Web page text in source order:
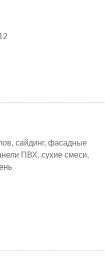
сайдинг, фасадные
ПВХ, сухие смеси,